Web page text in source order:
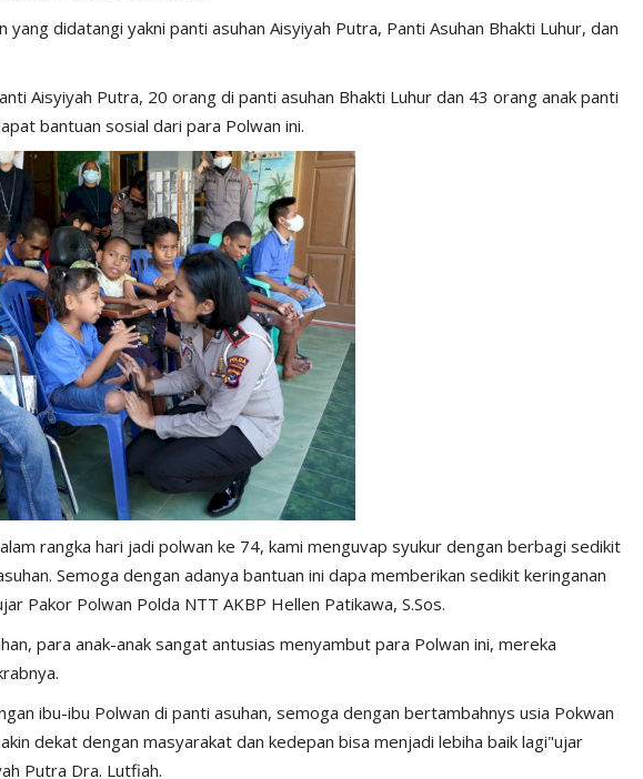
yang didatangi yakni panti asuhan Aisyiyah Putra, Panti Asuhan Bhakti Luhur, dan
Aisyiyah Putra, 20 orang di panti asuhan Bhakti Luhur dan 43 orang anak panti
bantuan sosial dari para Polwan ini.
rangka hari jadi polwan ke 74, kami menguvap syukur dengan berbagi sedikit
Semoga dengan adanya bantuan ini dapa memberikan sedikit keringanan
Pakor Polwan Polda NTT AKBP Hellen Patikawa, S.Sos.
para anak-anak sangat antusias menyambut para Polwan ini, mereka
ibu-ibu Polwan di panti asuhan, semoga dengan bertambahnys usia Pokwan
dekat dengan masyarakat dan kedepan bisa menjadi lebiha baik lagi"ujar
Putra Dra. Lutfiah.